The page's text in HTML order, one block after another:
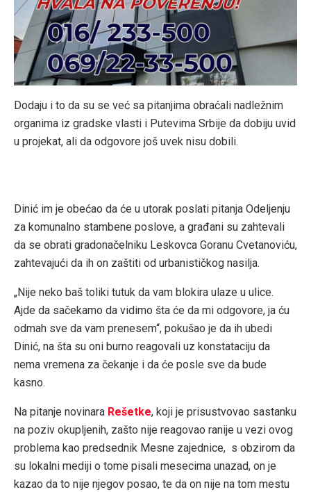
Dodaju i to da su se već sa pitanjima obraćali nadležnim
organima iz gradske vlasti i Putevima Srbije da dobiju uvid
u projekat, ali da odgovore još uvek nisu dobili.
Dinić im je obećao da će u utorak poslati pitanja Odeljenju
za komunalno stambene poslove, a građani su zahtevali
da se obrati gradonačelniku Leskovca Goranu Cvetanoviću,
zahtevajući da ih on zaštiti od urbanističkog nasilja.
„Nije neko baš toliki tutuk da vam blokira ulaze u ulice.
Ajde da sačekamo da vidimo šta će da mi odgovore, ja ću
odmah sve da vam prenesem“, pokušao je da ih ubedi
Dinić, na šta su oni burno reagovali uz konstataciju da
nema vremena za čekanje i da će posle sve da bude
kasno.
Na pitanje novinara Rešetke, koji je prisustvovao sastanku
na poziv okupljenih, zašto nije reagovao ranije u vezi ovog
problema kao predsednik Mesne zajednice, s obzirom da
su lokalni mediji o tome pisali mesecima unazad, on je
kazao da to nije njegov posao, te da on nije na tom mestu